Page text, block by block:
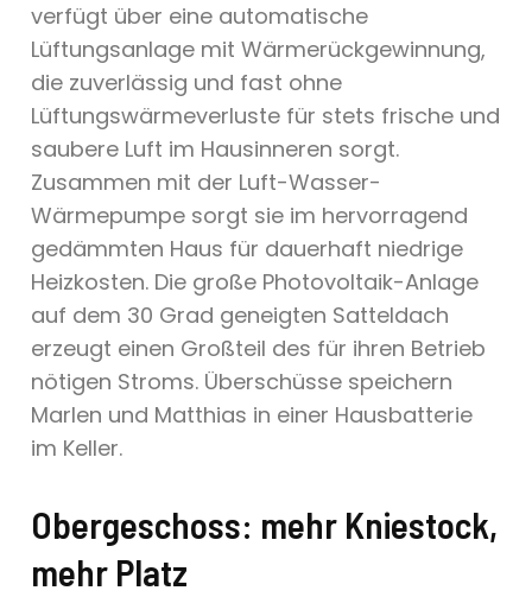
verfügt über eine automatische
Lüftungsanlage mit Wärmerückgewinnung,
die zuverlässig und fast ohne
Lüftungswärmeverluste für stets frische und
saubere Luft im Hausinneren sorgt.
Zusammen mit der Luft-Wasser-
Wärmepumpe sorgt sie im hervorragend
gedämmten Haus für dauerhaft niedrige
Heizkosten. Die große Photovoltaik-Anlage
auf dem 30 Grad geneigten Satteldach
erzeugt einen Großteil des für ihren Betrieb
nötigen Stroms. Überschüsse speichern
Marlen und Matthias in einer Hausbatterie
im Keller.
Obergeschoss: mehr Kniestock,
mehr Platz